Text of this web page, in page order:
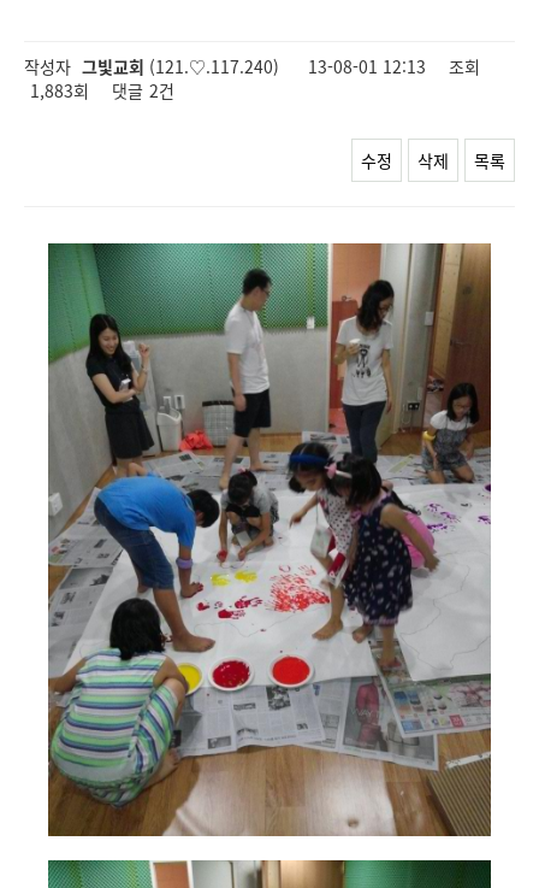
작성자 그빛교회 (121.♡.117.240) 13-08-01 12:13
조회
1,883회
댓글 2건
수정 삭제 목록